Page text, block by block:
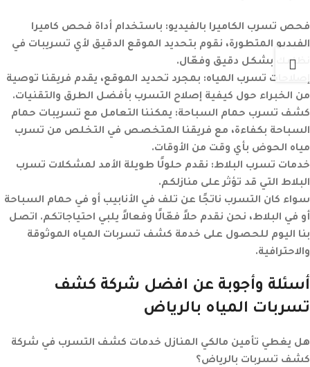
فحص تسرب الكاميرا بالفيديو: باستخدام أداة فحص كاميرا
الفيديو المتطورة، نقوم بتحديد الموقع الدقيق لأي تسريبات في
نظامك بشكل دقيق وفعّال.
إصلاحات تسرب المياه: بمجرد تحديد الموقع، يقدم فريقنا توصية
من الخبراء حول كيفية إصلاح التسرب بأفضل الطرق والتقنيات.
كشف تسرب حمام السباحة: يمكننا التعامل مع تسريبات حمام
السباحة بكفاءة، مع فريقنا المتخصص في التخلص من تسرب
مياه الحوض بأي وقت من الأوقات.
خدمات تسرب البلاط: نقدم حلولًا طويلة الأمد لمشكلات تسرب
البلاط التي قد تؤثر على منازلكم.
سواء كان التسرب ناتجًا عن تلف في الأنابيب أو في حمام السباحة
أو في البلاط، نحن نقدم حلاً فعّالًا وفعالاً يلبي احتياجاتكم. اتصل
بنا اليوم للحصول على خدمة كشف تسربات المياه الموثوقة
والاحترافية.
أسئلة وأجوبة عن افضل شركة كشف
تسربات المياه بالرياض
هل يغطي تأمين مالكي المنازل خدمات كشف التسرب في شركة
كشف تسربات بالرياض؟